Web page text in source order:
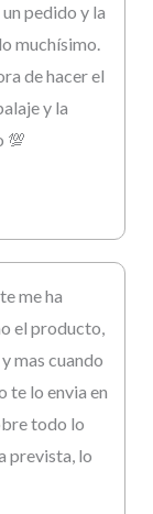
pedido y la
muchísimo.
de hacer el
y la
💯
me ha
el producto,
mas cuando
te lo envia en
todo lo
prevista, lo